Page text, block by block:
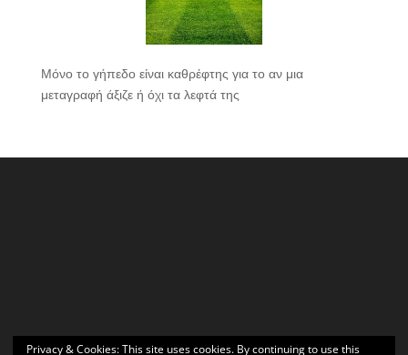
Μόνο το γήπεδο είναι καθρέφτης για το αν μια
μεταγραφή άξιζε ή όχι τα λεφτά της
Privacy & Cookies: This site uses cookies. By continuing to use this